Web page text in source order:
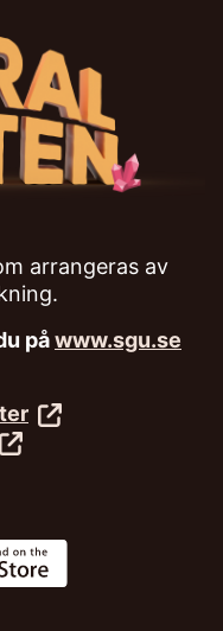
arrangeras av
påwww.sgu.se